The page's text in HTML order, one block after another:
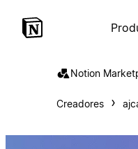
Notion
Creadores